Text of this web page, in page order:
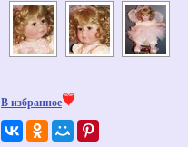
В избранное